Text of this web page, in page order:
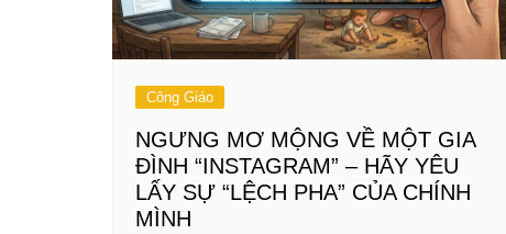
Công Giáo
NGƯNG MƠ MỘNG VỀ MỘT GIA
ĐÌNH “INSTAGRAM” – HÃY YÊU
LẤY SỰ “LỆCH PHA” CỦA CHÍNH
MÌNH